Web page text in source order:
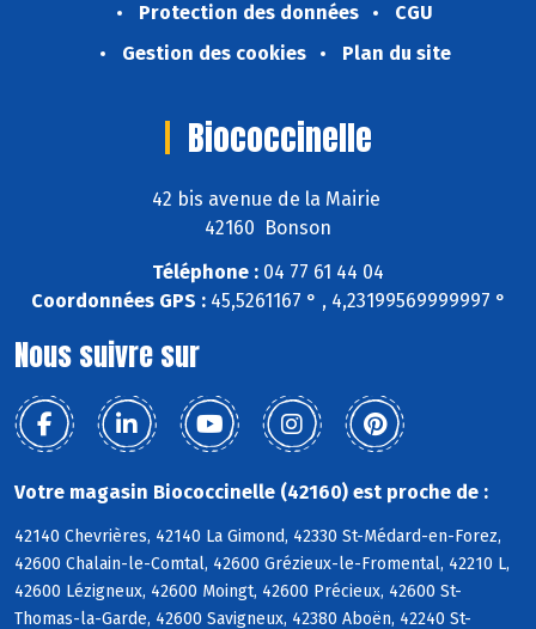
Protection des données
CGU
Gestion des cookies
Plan du site
Biococcinelle
42 bis avenue de la Mairie
42160 Bonson
Téléphone : 04 77 61 44 04
Coordonnées GPS :45,5261167 ° , 4,23199569999997 °
Nous suivre sur
Votre magasin Biococcinelle (42160) est proche de :
42140 Chevrières, 42140 La Gimond, 42330 St-Médard-en-Forez,
42600 Chalain-le-Comtal, 42600 Grézieux-le-Fromental, 42210 L,
42600 Lézigneux, 42600 Moingt, 42600 Précieux, 42600 St-
Thomas-la-Garde, 42600 Savigneux, 42380 Aboën, 42240 St-